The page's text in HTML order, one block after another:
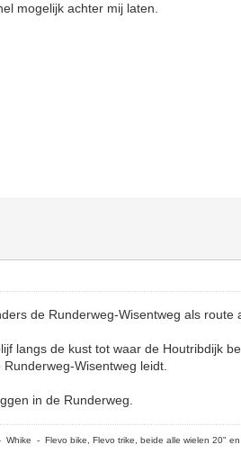
mogelijk achter mij laten.
de Runderweg-Wisentweg als route
langs de kust tot waar de Houtribdijk
Wisentweg leidt.
in de Runderweg.
Whike - Flevo bike, Flevo trike, beide alle wielen 20" en